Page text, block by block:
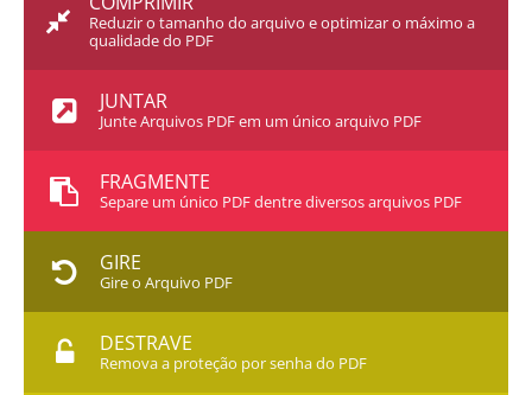
Reduzir o tamanho do arquivo e optimizar o máximo a
qualidade do PDF
JUNTAR
Junte Arquivos PDF em um único arquivo PDF
FRAGMENTE
Separe um único PDF dentre diversos arquivos PDF
GIRE
Gire o Arquivo PDF
DESTRAVE
Remova a proteção por senha do PDF